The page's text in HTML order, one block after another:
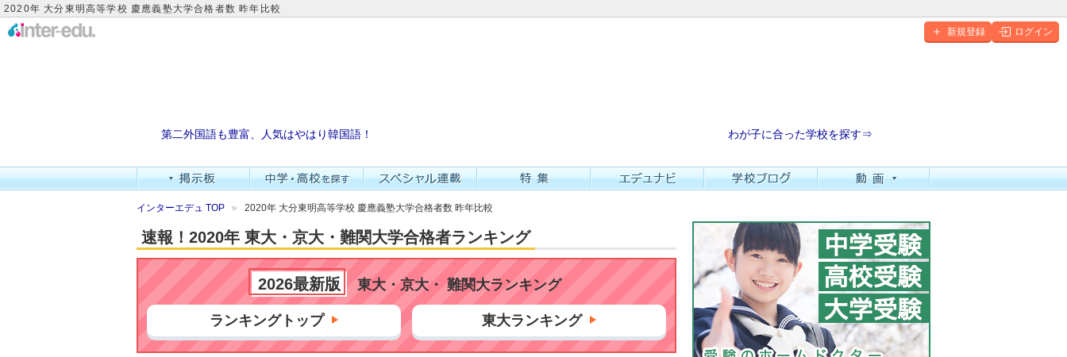
2020年 大分東明高等学校 慶應義塾大学合格者数 昨年比較
新規登録 ログイン
第二外国語も豊富、人気はやはり韓国語！ わが子に合った学校を探す⇒
インターエデュ TOP 2020年 大分東明高等学校 慶應義塾大学合格者数 昨年比較
速報！2020年 東大・京大・難関大学合格者ランキング
2026最新版 東大・京大・ 難関大ランキング
ランキングトップ 東大ランキング